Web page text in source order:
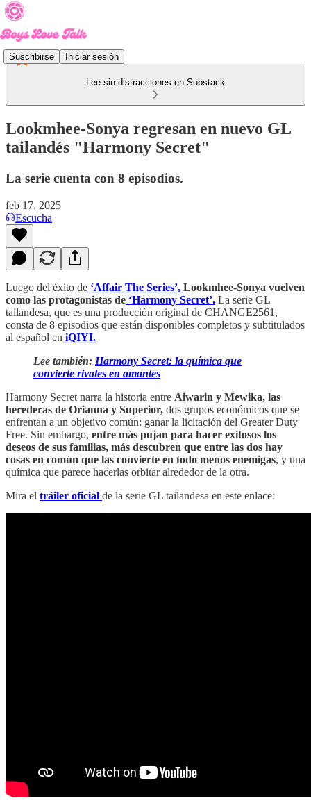
Suscribirse Iniciar sesión
Lee sin distracciones en Substack
Lookmhee-Sonya regresan en nuevo GL
tailandés "Harmony Secret"
La serie cuenta con 8 episodios.
feb 17, 2025
Escucha
Luego del éxito de ‘Affair The Series’, Lookmhee-Sonya vuelven
como las protagonistas de ‘Harmony Secret’. La serie GL
tailandesa, que es una producción original de CHANGE2561,
consta de 8 episodios que están disponibles completos y subtitulados
al español en iQIYI.
Lee también: Harmony Secret: la química que
convierte rivales en amantes
Harmony Secret narra la historia entre Aiwarin y Mewika, las
herederas de Orianna y Superior, dos grupos económicos que se
enfrentan a un objetivo común: ganar la licitación del Greater Duty
Free. Sin embargo, entre más pujan para hacer exitosos los
deseos de sus familias, más descubren que entre las dos hay
cosas en común que las convierte en todo menos enemigas, y una
química que parece hacerlas orbitar alrededor de la otra.
Mira el tráiler oficial de la serie GL tailandesa en este enlace: